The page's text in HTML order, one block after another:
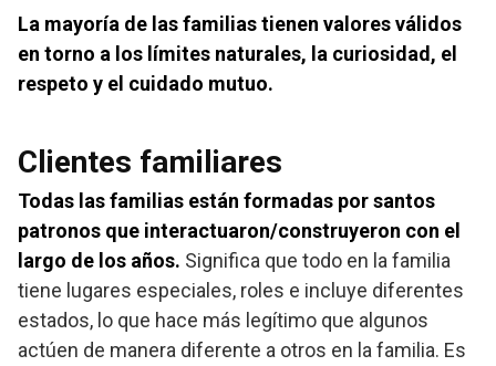
La mayoría de las familias tienen valores válidos
en torno a los límites naturales, la curiosidad, el
respeto y el cuidado mutuo.
Clientes familiares
Todas las familias están formadas por santos
patronos que interactuaron/construyeron con el
largo de los años. Significa que todo en la familia
tiene lugares especiales, roles e incluye diferentes
estados, lo que hace más legítimo que algunos
actúen de manera diferente a otros en la familia. Es